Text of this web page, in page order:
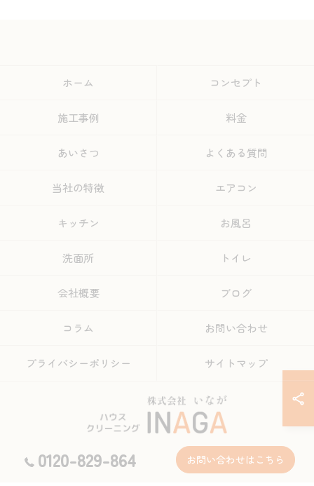
0120-829-864 お問い合わせはこちら
ホーム コンセプト
施工事例 料金
あいさつ よくある質問
当社の特徴 エアコン
キッチン お風呂
洗面所 トイレ
会社概要 ブログ
コラム お問い合わせ
プライバシーポリシー サイトマップ
© 2026 熊本のハウスクリーニングなら株式会社INAGA ALL RIGHTS RESERVED.